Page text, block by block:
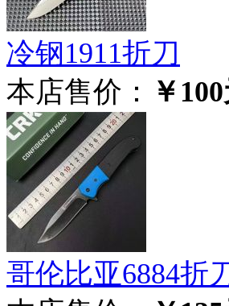
冷钢1911折刀
本店售价： ￥
哥伦比亚6884折